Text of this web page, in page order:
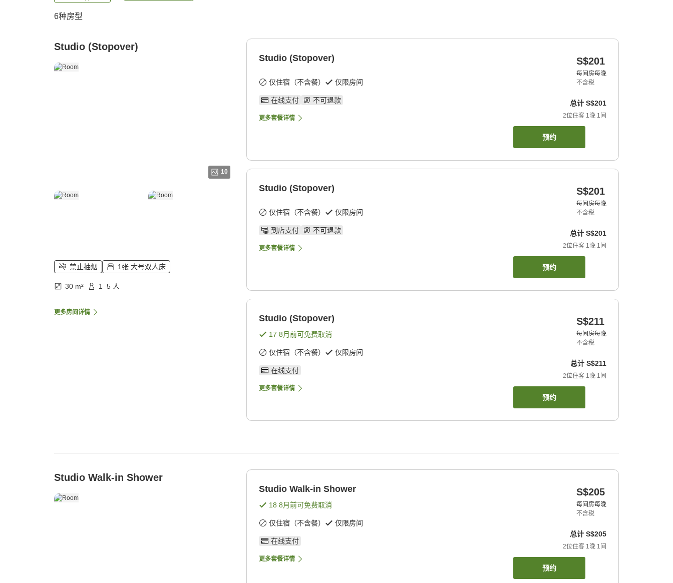
6种房型
Studio (Stopover)
10
禁止抽烟 1张 大号双人床
30 m² 1–5 人
更多房间详情
Studio (Stopover)
仅住宿（不含餐） 仅限房间
在线支付 不可退款
更多套餐详情
S$201
每间房每晚
不含税
总计 S$201
2位住客 1晚 1间
预约
Studio (Stopover)
仅住宿（不含餐） 仅限房间
到店支付 不可退款
更多套餐详情
S$201
每间房每晚
不含税
总计 S$201
2位住客 1晚 1间
预约
Studio (Stopover)
17 8月前可免费取消
仅住宿（不含餐） 仅限房间
在线支付
更多套餐详情
S$211
每间房每晚
不含税
总计 S$211
2位住客 1晚 1间
预约
Studio Walk-in Shower
Studio Walk-in Shower
18 8月前可免费取消
仅住宿（不含餐） 仅限房间
在线支付
更多套餐详情
S$205
每间房每晚
不含税
总计 S$205
2位住客 1晚 1间
预约